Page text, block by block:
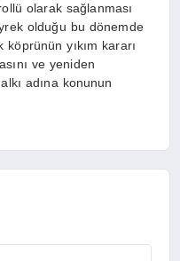
olarak sağlanması
olduğu bu dönemde
yıkım kararı
ve yeniden
adına konunun